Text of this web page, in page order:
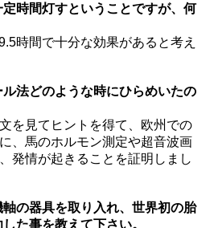
時間灯すということですが、何
時間で十分な効果があると考え
法どのような時にひらめいたの
を見てヒントを得て、欧州での
、馬のホルモン測定や超音波画
発情が起きることを証明しまし
の器具を取り入れ、世界初の胎
た事を教えて下さい。